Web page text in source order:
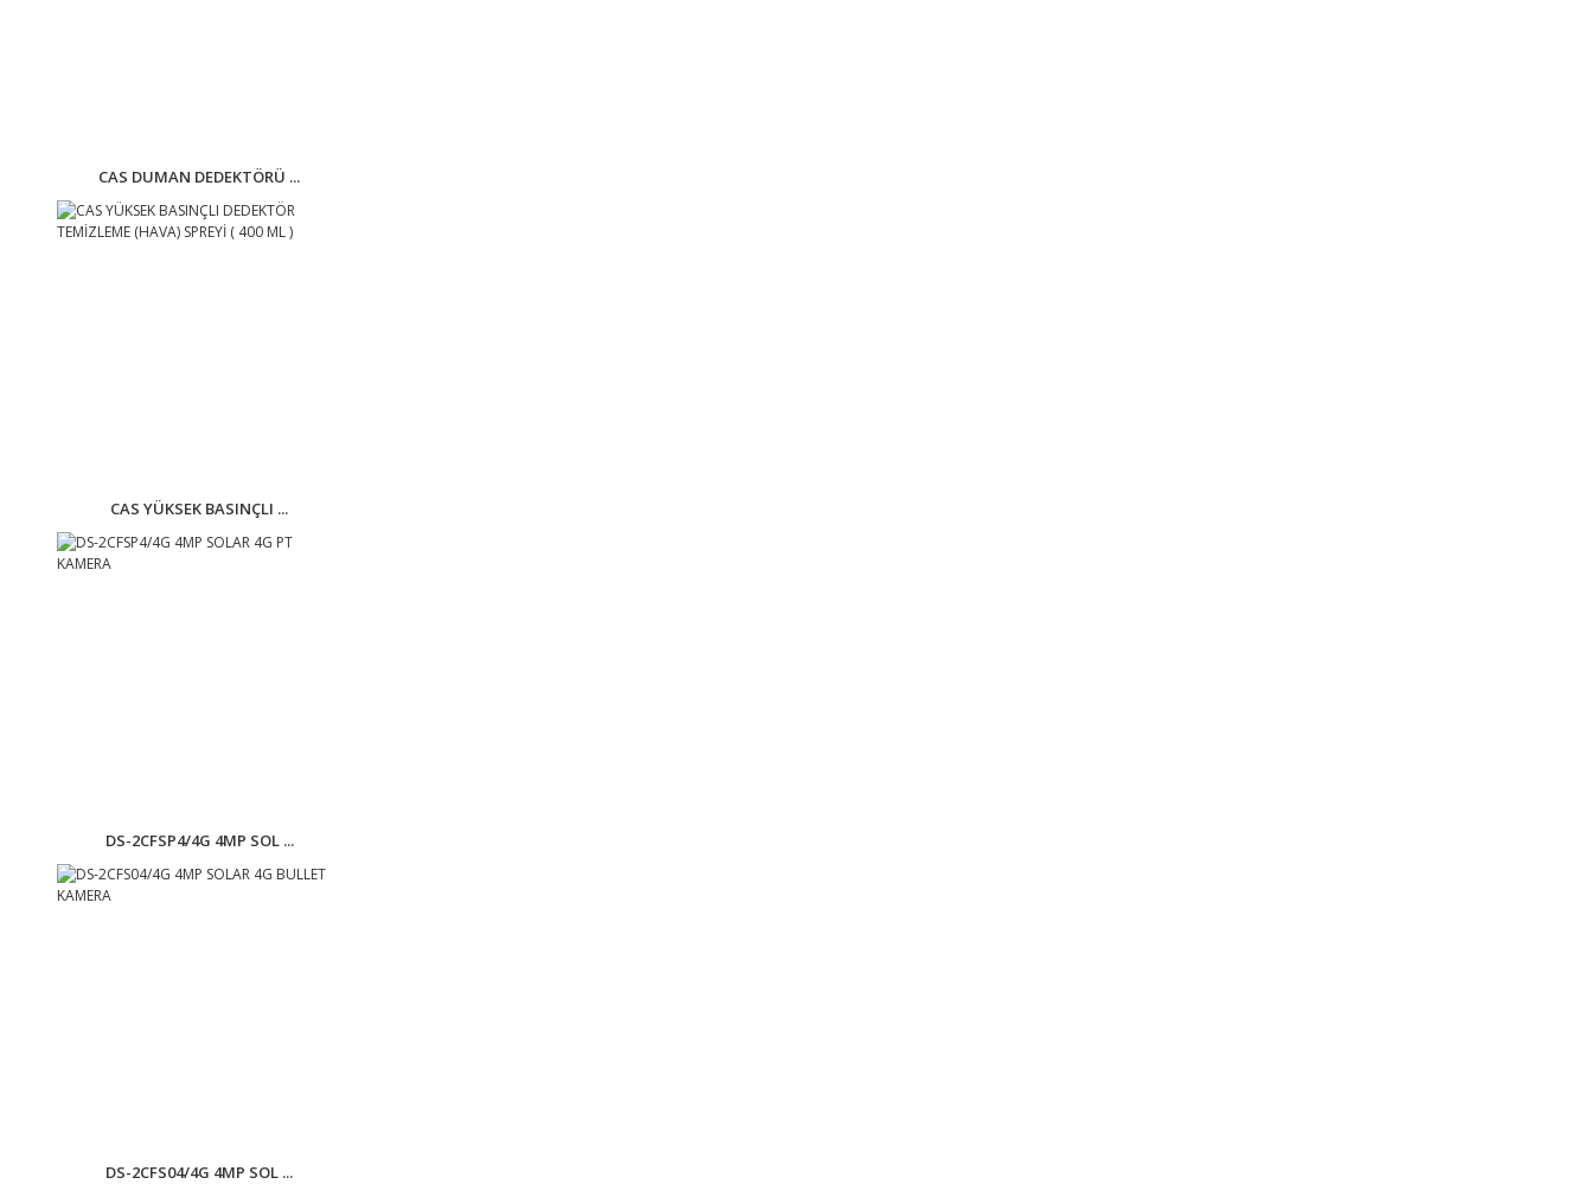
CAS DUMAN DEDEKTÖRÜ ...
CAS YÜKSEK BASINÇLI ...
DS-2CFSP4/4G 4MP SOL ...
DS-2CFS04/4G 4MP SOL ...